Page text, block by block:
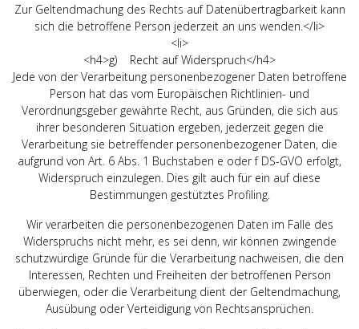
Zur Geltendmachung des Rechts auf Datenübertragbarkeit kann
sich die betroffene Person jederzeit an uns wenden.</li>
<li>
<h4>g) Recht auf Widerspruch</h4>
Jede von der Verarbeitung personenbezogener Daten betroffene
Person hat das vom Europäischen Richtlinien- und
Verordnungsgeber gewährte Recht, aus Gründen, die sich aus
ihrer besonderen Situation ergeben, jederzeit gegen die
Verarbeitung sie betreffender personenbezogener Daten, die
aufgrund von Art. 6 Abs. 1 Buchstaben e oder f DS-GVO erfolgt,
Widerspruch einzulegen. Dies gilt auch für ein auf diese
Bestimmungen gestütztes Profiling.
Wir verarbeiten die personenbezogenen Daten im Falle des
Widerspruchs nicht mehr, es sei denn, wir können zwingende
schutzwürdige Gründe für die Verarbeitung nachweisen, die den
Interessen, Rechten und Freiheiten der betroffenen Person
überwiegen, oder die Verarbeitung dient der Geltendmachung,
Ausübung oder Verteidigung von Rechtsansprüchen.